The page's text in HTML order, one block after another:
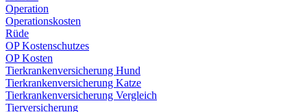
Operation
Operationskosten
Rüde
OP Kostenschutzes
OP Kosten
Tierkrankenversicherung Hund
Tierkrankenversicherung Katze
Tierkrankenversicherung Vergleich
Tierversicherung